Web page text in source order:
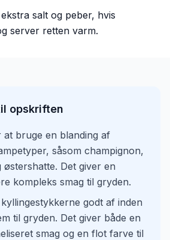
salt og peber, hvis
server retten varm.
opskriften
at bruge en blanding af
såsom champignon,
Det giver en
kompleks smag til gryden.
godt af inden
til gryden. Det giver både en
smag og en flot farve til